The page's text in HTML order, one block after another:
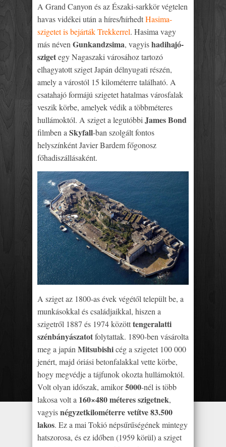
A Grand Canyon és az Északi-sarkkör végtelen
havas vidékei után a híres/hírhedtHasima-
szigetet is bejárták Trekkerrel. Hasima vagy
más néven Gunkandzsima, vagyishadihajó-
szigetegy Nagaszaki városához tartozó
elhagyatott sziget Japán délnyugati részén,
amely a várostól 15 kilométerre található. A
csatahajó formájú szigetet hatalmas városfalak
veszik körbe, amelyek védik a többméteres
hullámoktól. A sziget a legutóbbi James Bond
filmben a Skyfall-ban szolgált fontos
helyszínként Javier Bardem főgonosz
főhadiszállásaként.
A sziget az 1800-as évek végétől települt be, a
munkásokkal és családjaikkal, hiszen a
szigetről 1887 és 1974 közötttengeralatti
szénbányászatotfolytattak. 1890-ben vásárolta
meg a japán Mitsubishicég a szigetet 100 000
jenért, majd óriási betonfalakkal vette körbe,
hogy megvédje a tájfunok okozta hullámoktól.
Volt olyan időszak, amikor5000-nél is több
lakosa volt a 160×480 méteres szigetnek,
vagyisnégyzetkilométerre vetítve 83.500
lakos. Ez a mai Tokió népsűrűségének mintegy
hatszorosa, és ez időben (1959 körül) a sziget